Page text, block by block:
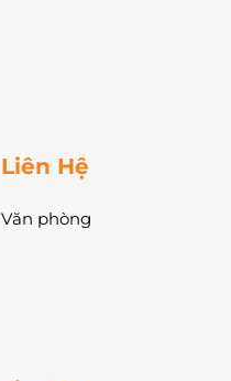
Liên Hệ
Văn phòng